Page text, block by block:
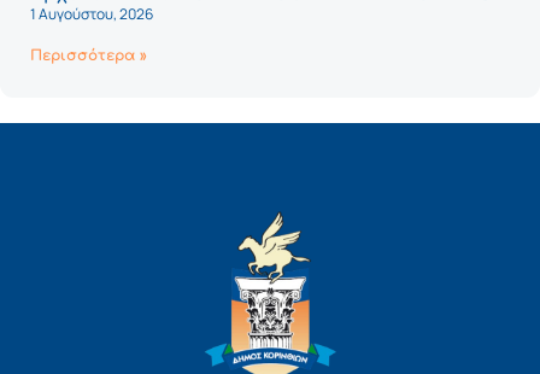
1 Αυγούστου, 2026
Περισσότερα »